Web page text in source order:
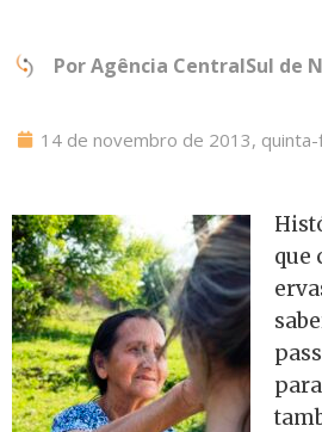
PorAgência CentralSul de
14 de novembro de 2013,
que